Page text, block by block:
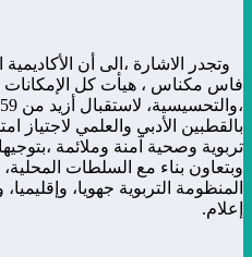
وتجدر الاشارة ،الى أن الأكاديمية
فاس مكناس ، هيأت كل الإمكانات
بالقطبين الأدبي والعلمي لاجتياز
تربوية وصحية آمنة وملائمة
وبتعاون بناء مع السلطات
المنظومة التربوية جهويا،
إعلام.